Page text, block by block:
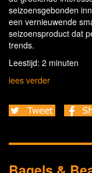
seizoensgebonden
een vernieuwende
seizoensproduct dat
trends.
Leestijd: 2 minuten
lees verder